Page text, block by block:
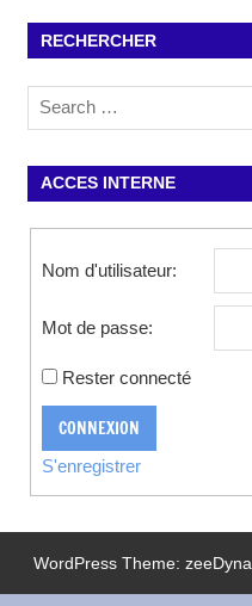
RECHERCHER
ACCES INTERNE
Nom d'utilisateur:
Mot de passe:
Rester connecté
CONNEXION
S'enregistrer
WordPress Theme: